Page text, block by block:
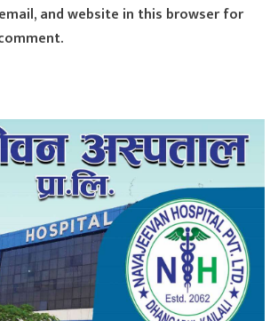
and website in this browser for